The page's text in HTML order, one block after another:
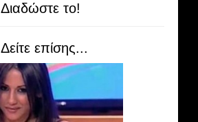
Διαδώστε το!
Δείτε επίσης...